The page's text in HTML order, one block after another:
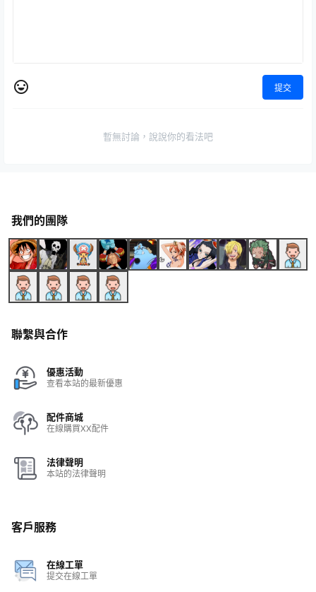
提交
暫無討論，說說你的看法吧
我們的團隊
聯繫與合作
優惠活動
查看本站的最新優惠
配件商城
在線購買XX配件
法律聲明
本站的法律聲明
客戶服務
在線工單
提交在線工單